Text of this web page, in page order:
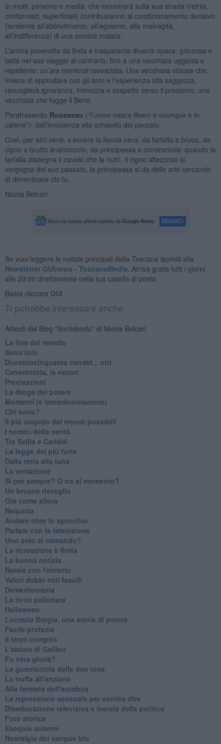
In molti, persone e media , che incontrerà sulla sua strada (retrivi,
conformisti, superficiali) contribuiranno al condizionamento decisivo
(tendente all’abbrutimento, all’egoismo, alla malvagità,
all’indifferenza) di una società malata.
L’anima poveretta da linda e trasparente diverrà opaca, grinzosa e
laida nel suo viaggio al contrario, fino a una vecchiaia uggiosa e
repellente: un’ars moriendirovesciata. Una vecchiaia viziosa che,
invece di approdare con gli anni e l’esperienza alla saggezza,
raccoglierà ignoranza, inimicizia e sospetto verso il prossimo; una
vecchiaia che fugge il Bene.
Parafrasando Rousseau (“l’uomo nasce libero e ovunque è in
catene”): dall’innocenza alla schiavitù del peccato.
Così, per altri versi, s’avvera la favola nera: da farfalla a bruco, da
cigno a brutto anatroccolo, da principessa a cenerentola: quando la
farfalla disdegna il cavolo che la nutrì, il cigno altezzoso si
vergogna del suo passato, la principessa si dà delle arie cercando
di dimenticare chi fu.
Nicola Belcari
Se vuoi leggere le notizie principali della Toscana iscriviti alla
Newsletter QUInews - ToscanaMedia. Arriva gratis tutti i giorni
alle 20:00 direttamente nella tua casella di posta.
Basta cliccare QUI
Ti potrebbe interessare anche:
Articoli dal Blog “Sorridendo” di Nicola Belcari
La fine del mondo
Sono loro
Ducentocinquanta candel... otti
Cenerentola, la escort
Precisazioni
La droga del potere
Momenti (e immedesimazione)
Chi sono?
Il più stupido dei mondi possibili
I nemici della verità
Tra Scilla e Cariddi
La legge del più forte
Dalla terra alla luna
La tentazione
​Sì per sempre? O no al momento?
Un brusco risveglio
Ora come allora
Nequizia
Andare oltre lo specchio
Parlare con la televisione
Uno solo al comando?
La ricreazione è finita
La buona notizia
Natale con l'elmetto
Valori dubbi miti fasulli
Demeritocrazia
La tivvù pallonara
Halloween
​Lucrezia Borgia, una storia di potere
Facile profezia
Il terzo compito
L'abiura di Galileo
Fu vera gloria?
La guerricciola delle due rose
La truffa all'anziano
Alla fermata dell'autobus
La repressione sessuale per sentito dire
Diseducazione televisiva e inerzia della politica
Foto storica
Esequie solenni
Nostalgia del sangue blu